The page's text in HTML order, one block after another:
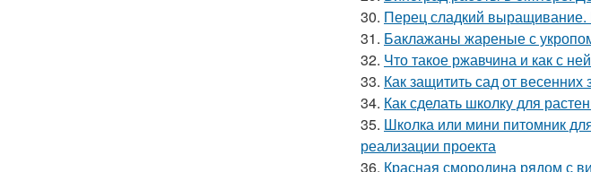
30. Перец сладкий
31. Баклажаны жареные с
32. Что такое ржавчина и как с
33. Как защитить сад от
34. Как сделать школку для
35. Школка или мини питомник
реализации проекта
36. Красная смородина рядом с